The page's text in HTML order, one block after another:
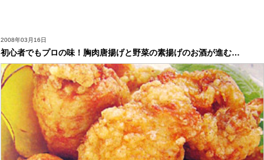
2008年03月16日
初心者でもプロの味！胸肉唐揚げと野菜の素揚げのお酒が進む…